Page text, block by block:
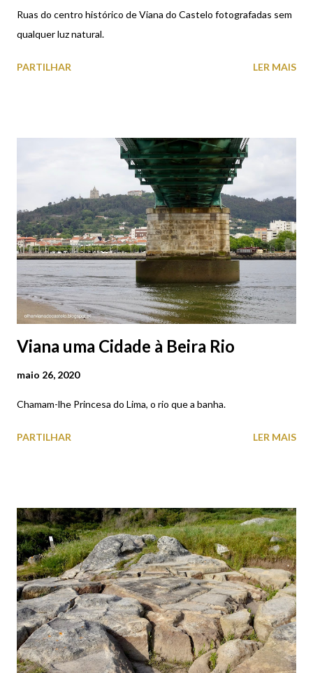
Ruas do centro histórico de Viana do Castelo fotografadas sem
qualquer luz natural.
PARTILHAR LER MAIS
Viana uma Cidade à Beira Rio
maio 26, 2020
Chamam-lhe Princesa do Lima, o rio que a banha.
PARTILHAR LER MAIS